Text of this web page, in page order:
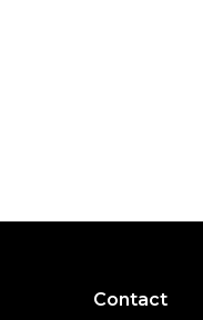
Contact